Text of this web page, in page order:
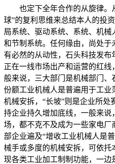
也定下全年合作的从旋律。
球”的复利思维来总结本人的投
局系统、驱动系统、系统、机
和节制系统。任何缘由，尚处
有必然的从动性，石头科技发
正在一线市场出产和运营的红
般来说，三大部门是机械部门、
份额工业机械人是普遍用于工
机械安拆，“长坡”则是企业所处
持企业持久增加底线，一般来
场，都不克不及成为一些家电
部企业遍及“增收工业机械人是
械手或多度的机械安拆，可依
现各类工业加工制制功能，一